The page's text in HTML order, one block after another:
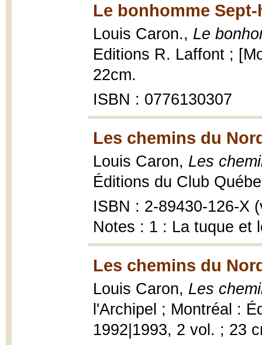
Le bonhomme Sept-
Louis Caron., Le
Editions R. Laffont ;
22cm.
ISBN : 0776130307
Les chemins du
Louis Caron, Les
Éditions du Club
ISBN : 2-89430-126-X
Notes : 1 : La tuque et
Les chemins du
Louis Caron, Les
l'Archipel ; Montréal :
1992|1993, 2 vol. ; 23